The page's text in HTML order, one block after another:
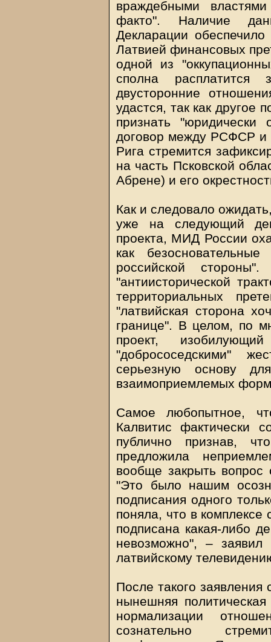
враждебными
факто". Наличие
Декларации
Латвией финансовых
одной из
сполна
двусторонние
удастся, так как другое
признать
договор между РСФСР и
Рига стремится
на часть Псковской
Абрене) и его
Как и следовало
уже на следующий
проекта, МИД России
как
российской
"антиисторической
территориальных
"латвийская сторона
границе". В целом, по
проект,
"добрососедскими"
серьезную основу
взаимоприемлемых
Самое любопытное,
Калвитис фактически
публично признав,
предложила
вообще закрыть вопрос
"Это было нашим
подписания одного
поняла, что в комплексе
подписана какая-либо
невозможно", –
латвийскому
После такого
нынешняя
нормализации
сознательно